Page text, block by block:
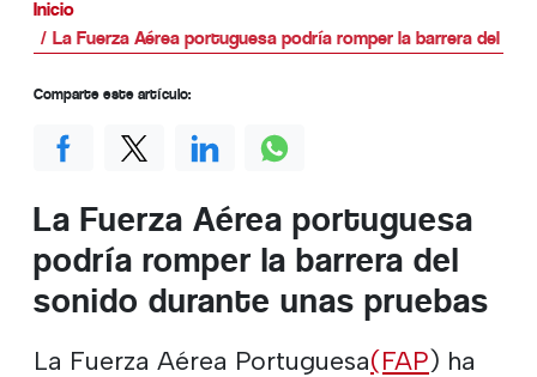
Inicio
La Fuerza Aérea portuguesa podría romper la barrera del
La Fuerza Aérea portuguesa
podría romper la barrera del
sonido durante unas pruebas
La Fuerza Aérea Portuguesa(FAP) ha
Comparte este artículo: